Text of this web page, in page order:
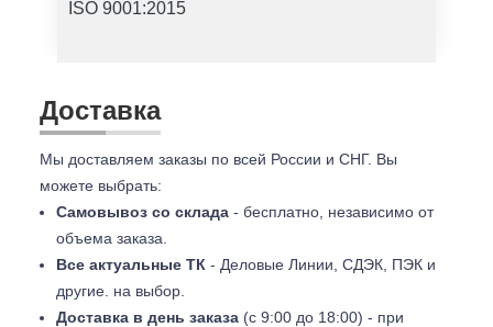
ISO 9001:2015
Доставка
Мы доставляем заказы по всей России и СНГ. Вы
можете выбрать:
Самовывоз со склада - бесплатно, независимо от
объема заказа.
Все актуальные ТК - Деловые Линии, СДЭК, ПЭК и
другие. на выбор.
Доставка в день заказа (с 9:00 до 18:00) - при